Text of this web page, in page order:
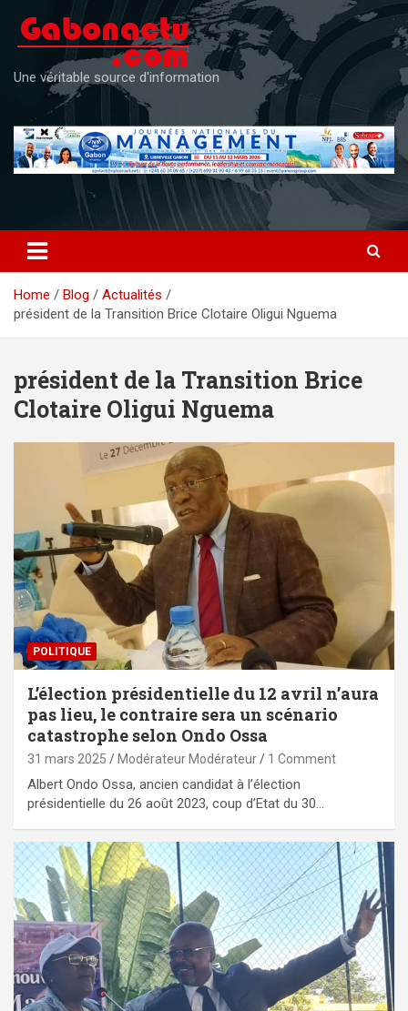
content
Une véritable source d'information
Home Blog
Actualités
président de la Transition Brice Clotaire Oligui Nguema
président de la Transition Brice
Clotaire Oligui Nguema
POLITIQUE
L’élection présidentielle du 12 avril n’aura
pas lieu, le contraire sera un scénario
catastrophe selon Ondo Ossa
31 mars 2025 Modérateur Modérateur 1 Comment
Albert Ondo Ossa, ancien candidat à l’élection
présidentielle du 26 août 2023, coup d’Etat du 30…